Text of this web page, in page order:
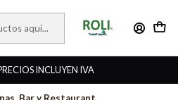
INCLUYEN IVA